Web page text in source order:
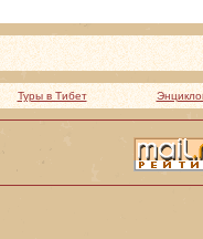
Туры в Тибет